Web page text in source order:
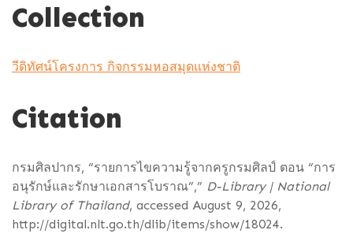
r
Collection
วีดิทัศน์โครงการ กิจกรรมหอสมุดแห่งชาติ
Citation
กรมศิลปากร, “รายการไขความรู้จากครูกรมศิลป์ ตอน “การ
อนุรักษ์และรักษาเอกสารโบราณ”,” D-Library | National
Library of Thailand, accessed August 9, 2026,
http://digital.nlt.go.th/dlib/items/show/18024.